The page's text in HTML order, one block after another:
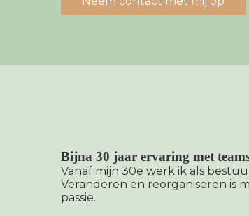
Bijna 30 jaar ervaring met
Vanaf mijn 30e werk ik als
Veranderen en reorganiseren is
passie.